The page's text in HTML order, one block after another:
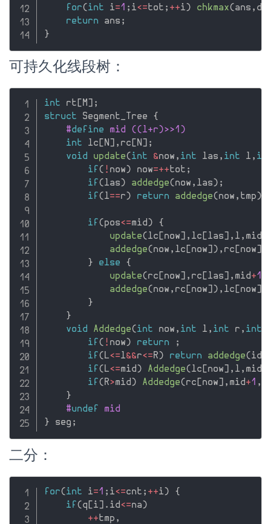
for( int i=1 ; i<=tot ; ++i ) chkmax( ans , dp
return ans ;
}
可持久化线段树：
int rt [M] ;
struct Segment_Tree {
#define mid ((l+r)>>1)
int lc [N] , rc [N] ;
void
update(int &now , int las , int l ,
if ( ! now) now=++tot ;
if (las) addedge(now , las) ;
if (l==r) return addedge(now , tmp)
if (pos<=mid)
{
update(lc [now] , lc [las] , l , mid
addedge(now , lc [now] ) , rc [now]
}
else
{
update(rc [now] , rc [las] , mid+1
addedge(now , rc [now] ) , lc [now]
}
}
void
Addedge(int now , int l , int r , int
if ( ! now) return
;
if (L<=l&&r<=R) return addedge(id
if (L<=mid) Addedge(lc [now] , l , mid
if (R>mid) Addedge(rc [now] , mid+1 ,
}
#undef
mid
} seg ;
二分：
for( int i=1 ; i<=cnt ; ++i )
{
if ( q i . id <=na )
++tmp ,